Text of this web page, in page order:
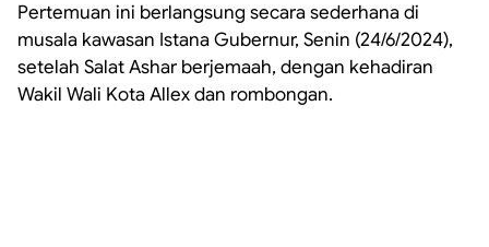
Pertemuan ini berlangsung secara sederhana di
musala kawasan Istana Gubernur, Senin (24/6/2024),
setelah Salat Ashar berjemaah, dengan kehadiran
Wakil Wali Kota Allex dan rombongan.